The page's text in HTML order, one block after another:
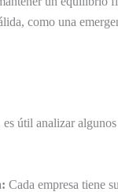
como una
útil analizar
Cada empresa tiene